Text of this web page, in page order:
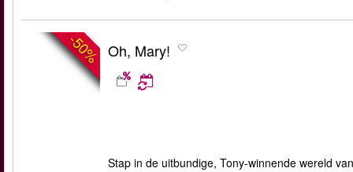
-50% Oh, Mary!
Stap in de uitbundige, Tony-winnende wereld